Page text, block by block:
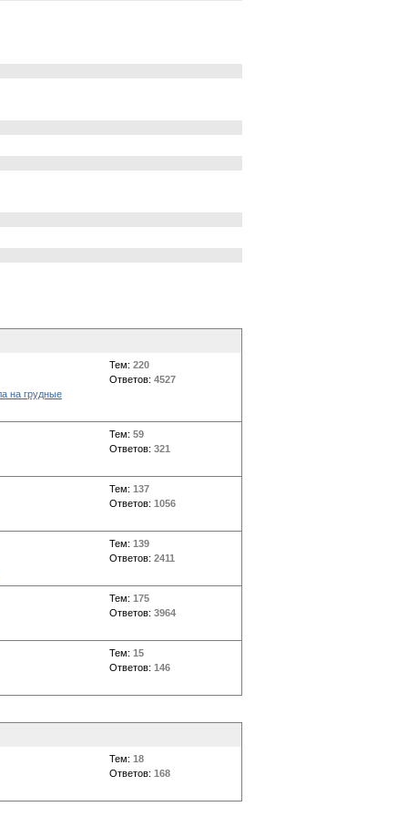
на грудные
Тем: 220
Ответов: 4527
Тем: 59
Ответов: 321
Тем: 137
Ответов: 1056
Тем: 139
Ответов: 2411
Тем: 175
Ответов: 3964
Тем: 15
Ответов: 146
Тем: 18
Ответов: 168